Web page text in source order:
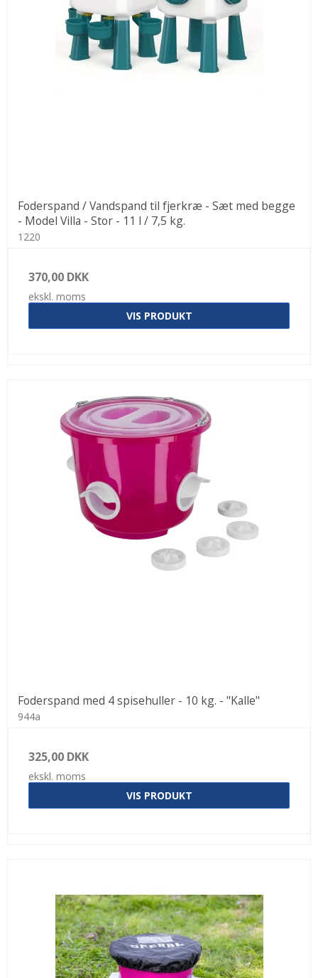
Foderspand / Vandspand til fjerkræ - Sæt med begge
- Model Villa - Stor - 11 l / 7,5 kg.
1220
370,00 DKK
ekskl. moms
VIS PRODUKT
Foderspand med 4 spisehuller - 10 kg. - "Kalle"
944a
325,00 DKK
ekskl. moms
VIS PRODUKT